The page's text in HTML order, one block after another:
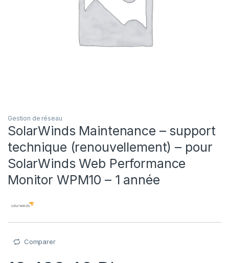
Gestion de réseau
SolarWinds Maintenance – support
technique (renouvellement) – pour
SolarWinds Web Performance
Monitor WPM10 – 1 année
Comparer